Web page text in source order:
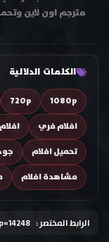
الكلمات الدلالية
1080p
720p
افلام فري
تحميل افلام
مشاهدة افلام
الرابط المختصر :